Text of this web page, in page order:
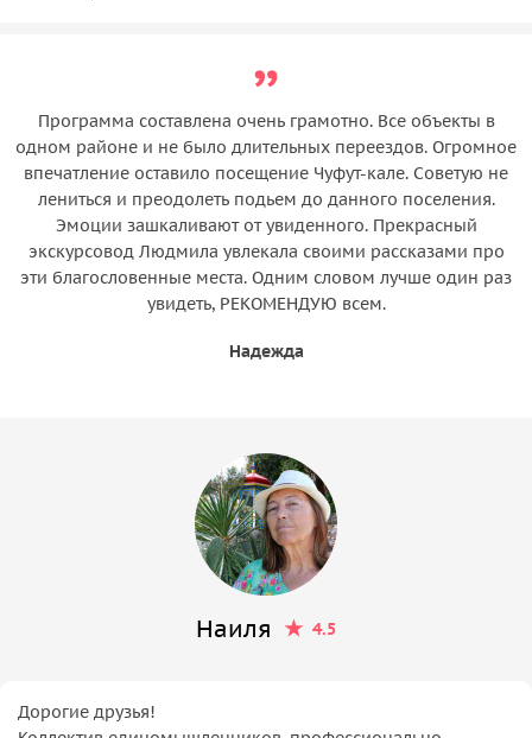
Программа составлена очень грамотно. Все объекты в
одном районе и не было длительных переездов. Огромное
впечатление оставило посещение Чуфут-кале. Советую не
лениться и преодолеть подьем до данного поселения.
Эмоции зашкаливают от увиденного. Прекрасный
экскурсовод Людмила увлекала своими рассказами про
эти благословенные места. Одним словом лучше один раз
увидеть, РЕКОМЕНДУЮ всем.
Надежда
Наиля 4.5
Дорогие друзья!